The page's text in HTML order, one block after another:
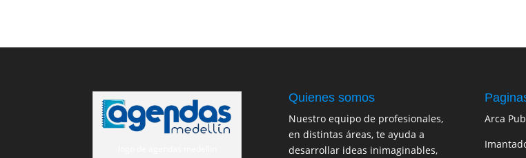
Quienes somos
Nuestro equipo de profesionales,
en distintas áreas, te ayuda a
desarrollar ideas inimaginables,
Arca